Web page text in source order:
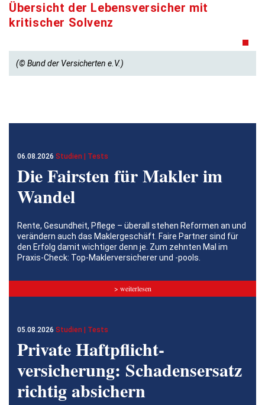
Übersicht der Lebensversicher mit
kritischer Solvenz
(© Bund der Versicherten e.V.)
06.08.2026 Studien | Tests
Die Fairsten für Makler im
Wandel
Rente, Gesundheit, Pflege – überall stehen Reformen an und
verändern auch das Maklergeschäft. Faire Partner sind für
den Erfolg damit wichtiger denn je. Zum zehnten Mal im
Praxis-Check: Top-Maklerversicherer und -pools.
> weiterlesen
05.08.2026 Studien | Tests
Private Haftpflicht­
versicherung: Schadensersatz
richtig absichern